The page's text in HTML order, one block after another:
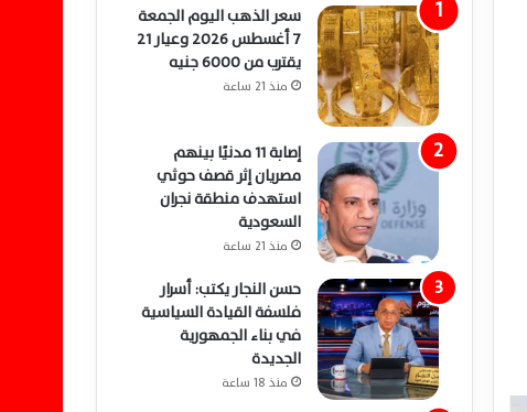
سعر الذهب اليوم الجمعة
7 أغسطس 2026 وعيار 21
يقترب من 6000 جنيه
منذ 21 ساعة
إصابة 11 مدنيًا بينهم
مصريان إثر قصف حوثي
استهدف منطقة نجران
السعودية
منذ 21 ساعة
حسن النجار يكتب: أسرار
فلسفة القيادة السياسية
في بناء الجمهورية
الجديدة
منذ 18 ساعة